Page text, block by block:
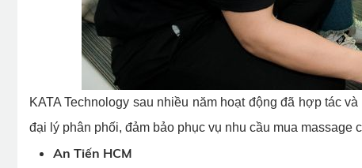
KATA Technology sau nhiều năm hoạt động đã hợp tác
đại lý phân phối, đảm bảo phục vụ nhu cầu mua massage
An Tiến HCM